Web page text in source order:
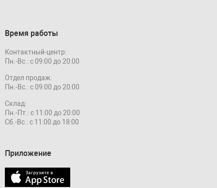
Время работы
Контактный-центр:
Пн.-Вс.: с 09:00 до 20:00
Отдел продаж:
Пн.-Вс.: с 09:00 до 20:00
Склад:
Пн.-Пт.: с 11:00 до 20:00
Сб.-Вс.: с 11:00 до 18:00
Приложение